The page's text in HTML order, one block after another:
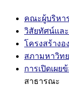
คณะผู้บริหา
วิสัยทัศน์แล
โครงสร้างอ
สภามหาวิท
การเปิดเผ
สาธารณะ